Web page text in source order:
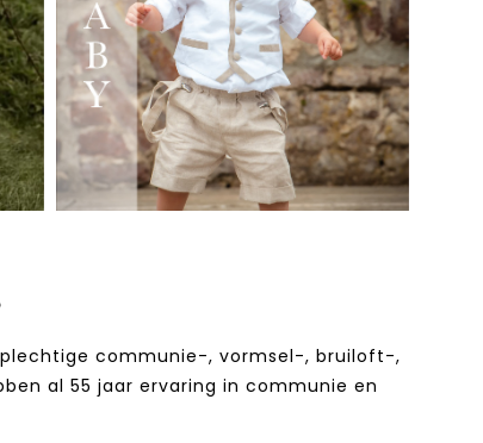
communie-, vormsel-, bruiloft-,
al 55 jaar ervaring in communie en